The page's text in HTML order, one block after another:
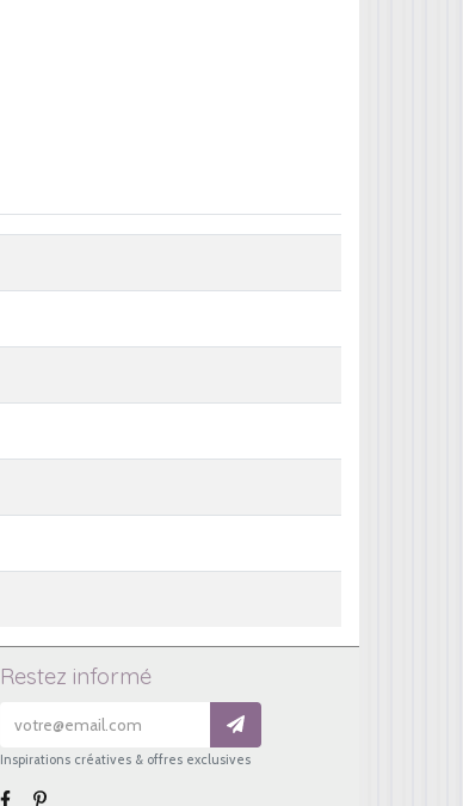
Restez informé
Inspirations créatives & offres exclusives